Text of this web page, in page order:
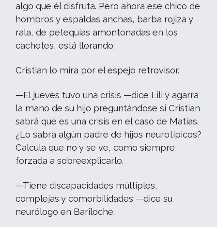
algo que él disfruta. Pero ahora ese chico de
hombros y espaldas anchas, barba rojiza y
rala, de petequias amontonadas en los
cachetes, está llorando.
Cristian lo mira por el espejo retrovisor.
—El jueves tuvo una crisis —dice Lili y agarra
la mano de su hijo preguntándose si Cristian
sabrá qué es una crisis en el caso de Matías.
¿Lo sabrá algún padre de hijos neurotípicos?
Calcula que no y se ve, como siempre,
forzada a sobreexplicarlo.
—Tiene discapacidades múltiples,
complejas y comorbilidades —dice su
neurólogo en Bariloche.